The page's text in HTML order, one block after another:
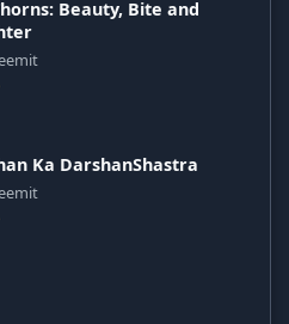
Beauty, Bite and
Ka DarshanShastra